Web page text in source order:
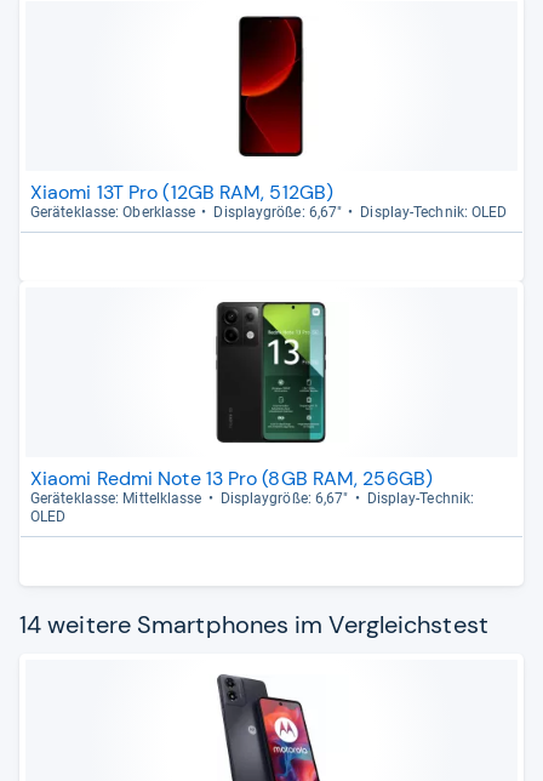
Xiaomi 13T Pro (12GB RAM, 512GB)
Gerä­te­klasse: Ober­klasse Dis­play­größe: 6,67" Dis­play-​Tech­nik: OLED
Xiaomi Redmi Note 13 Pro (8GB RAM, 256GB)
Gerä­te­klasse: Mit­tel­klasse Dis­play­größe: 6,67"
Dis­play-​Tech­nik:
OLED
14 weitere Smartphones im Vergleichstest